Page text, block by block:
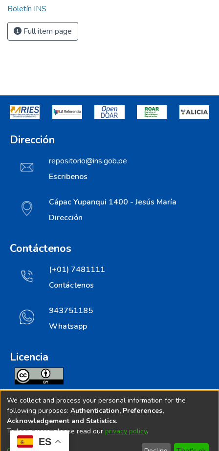
ES
Boletín INS
Full item page
Dirección
repositorio@ins.gob.pe
Escribenos
Cápac Yupanqui 1400 - Jesús María
Dirección
Contáctenos
(+01) 7481111
Contáctenos
943751185
Whatsapp
Licencia
Todos los contenidos de repositorio.ins.gob.pe estan
licenciados bajo
Creative Commoms License
© 2025. Instituto Nacional de Salud - Implementado por
We collect and process your personal information for the
following purposes: Authentication, Preferences,
Acknowledgement and Statistics.
To learn more, please read our privacy policy.